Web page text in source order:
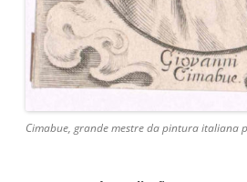
Cimabue, grande mestre da pintura italiana